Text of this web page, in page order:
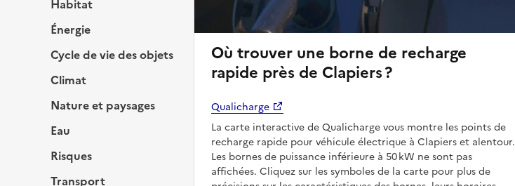
Habitat
Énergie
Cycle de vie des objets
Climat
Nature et paysages
Eau
Risques
Transport
Où trouver une borne de recharge
rapide près de Clapiers ?
Qualicharge
La carte interactive de Qualicharge vous montre les points de
recharge rapide pour véhicule électrique à Clapiers et alentour.
Les bornes de puissance inférieure à 50 kW ne sont pas
affichées. Cliquez sur les symboles de la carte pour plus de